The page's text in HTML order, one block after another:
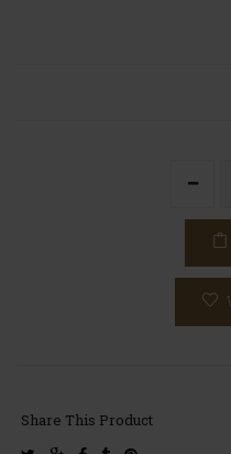
Share This Product